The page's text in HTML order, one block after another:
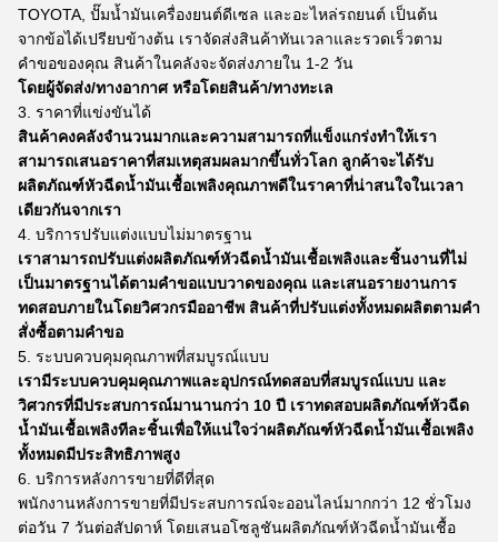
TOYOTA, ปั๊มน้ำมันเครื่องยนต์ดีเซล และอะไหล่รถยนต์ เป็นต้น
จากข้อได้เปรียบข้างต้น เราจัดส่งสินค้าทันเวลาและรวดเร็วตาม
คำขอของคุณ สินค้าในคลังจะจัดส่งภายใน 1-2 วัน
โดยผู้จัดส่ง/ทางอากาศ หรือโดยสินค้า/ทางทะเล
3. ราคาที่แข่งขันได้
สินค้าคงคลังจำนวนมากและความสามารถที่แข็งแกร่งทำให้เรา
สามารถเสนอราคาที่สมเหตุสมผลมากขึ้นทั่วโลก ลูกค้าจะได้รับ
ผลิตภัณฑ์หัวฉีดน้ำมันเชื้อเพลิงคุณภาพดีในราคาที่น่าสนใจในเวลา
เดียวกันจากเรา
4. บริการปรับแต่งแบบไม่มาตรฐาน
เราสามารถปรับแต่งผลิตภัณฑ์หัวฉีดน้ำมันเชื้อเพลิงและชิ้นงานที่ไม่
เป็นมาตรฐานได้ตามคำขอแบบวาดของคุณ และเสนอรายงานการ
ทดสอบภายในโดยวิศวกรมืออาชีพ สินค้าที่ปรับแต่งทั้งหมดผลิตตามคำ
สั่งซื้อตามคำขอ
5. ระบบควบคุมคุณภาพที่สมบูรณ์แบบ
เรามีระบบควบคุมคุณภาพและอุปกรณ์ทดสอบที่สมบูรณ์แบบ และ
วิศวกรที่มีประสบการณ์มานานกว่า 10 ปี เราทดสอบผลิตภัณฑ์หัวฉีด
น้ำมันเชื้อเพลิงทีละชิ้นเพื่อให้แน่ใจว่าผลิตภัณฑ์หัวฉีดน้ำมันเชื้อเพลิง
ทั้งหมดมีประสิทธิภาพสูง
6. บริการหลังการขายที่ดีที่สุด
พนักงานหลังการขายที่มีประสบการณ์จะออนไลน์มากกว่า 12 ชั่วโมง
ต่อวัน 7 วันต่อสัปดาห์ โดยเสนอโซลูชันผลิตภัณฑ์หัวฉีดน้ำมันเชื้อ